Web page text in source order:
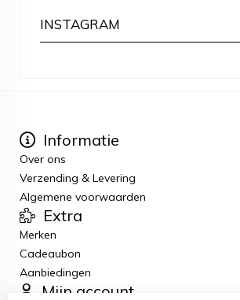
INSTAGRAM
Informatie
Over ons
Verzending & Levering
Algemene voorwaarden
Extra
Merken
Cadeaubon
Aanbiedingen
Mijn account